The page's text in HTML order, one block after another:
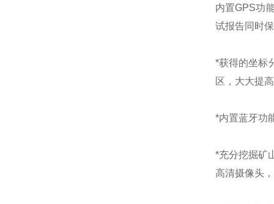
内置GPS功
试报告同时
*获得的坐标
区，大大提
*内置蓝牙功
*充分挖掘矿
高清摄像头